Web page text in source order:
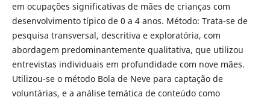
em ocupações significativas de mães de crianças com
desenvolvimento típico de 0 a 4 anos. Método: Trata-se de
pesquisa transversal, descritiva e exploratória, com
abordagem predominantemente qualitativa, que utilizou
entrevistas individuais em profundidade com nove mães.
Utilizou-se o método Bola de Neve para captação de
voluntárias, e a análise temática de conteúdo como